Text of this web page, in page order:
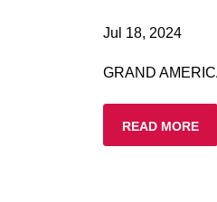
Jul 18, 2024
GRAND
READ MORE